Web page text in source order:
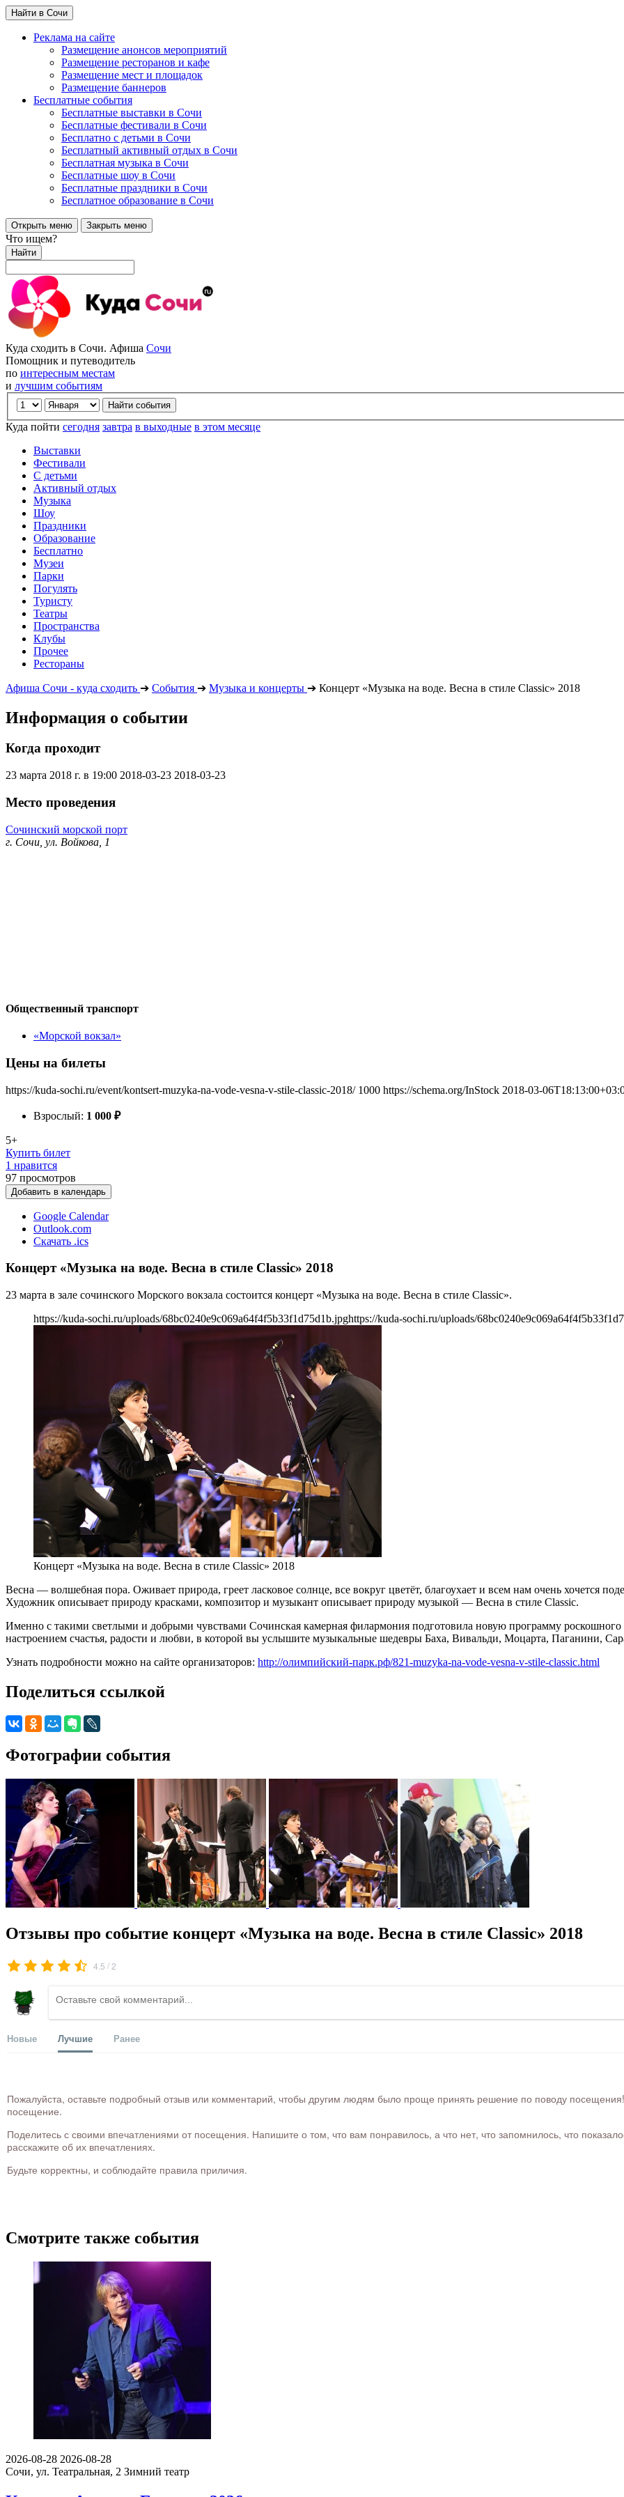
Найти в Сочи
Реклама на сайте
Размещение анонсов мероприятий
Размещение ресторанов и кафе
Размещение мест и площадок
Размещение баннеров
Бесплатные события
Бесплатные выставки в Сочи
Бесплатные фестивали в Сочи
Бесплатно с детьми в Сочи
Бесплатный активный отдых в Сочи
Бесплатная музыка в Сочи
Бесплатные шоу в Сочи
Бесплатные праздники в Сочи
Бесплатное образование в Сочи
Открыть меню Закрыть меню
Что ищем?
Найти
Куда сходить в Сочи. Афиша Сочи
Помощник и путеводитель
по интересным местам
и лучшим событиям
Куда пойти сегодня завтра в выходные в этом месяце
Выставки
Фестивали
С детьми
Активный отдых
Музыка
Шоу
Праздники
Образование
Бесплатно
Музеи
Парки
Погулять
Туристу
Театры
Пространства
Клубы
Прочее
Рестораны
Афиша Сочи - куда сходить ➔ События ➔ Музыка и концерты ➔ Концерт «Музыка на воде. Весна в стиле Classic» 2018
Информация о событии
Когда проходит
23 марта 2018 г. в 19:00 2018-03-23 2018-03-23
Место проведения
Сочинский морской порт
г. Сочи, ул. Войкова, 1
Общественный транспорт
«Морской вокзал»
Цены на билеты
https://kuda-sochi.ru/event/kontsert-muzyka-na-vode-vesna-v-stile-classic-2018/ 1000 https://schema.org/InStock 2018-03-
Взрослый: 1 000 ₽
5+
Купить билет
1 нравится
97 просмотров
Добавить в календарь
Google Calendar
Outlook.com
Скачать .ics
Концерт «Музыка на воде. Весна в стиле Classic» 2018
23 марта в зале сочинского Морского вокзала состоится концерт «Музыка на воде. Весна в стиле Classic».
https://kuda-sochi.ru/uploads/68bc0240e9c069a64f4f5b33f1d75d1b.jpghttps://kuda-sochi.ru/uploads/
Концерт «Музыка на воде. Весна в стиле Classic» 2018
Весна — волшебная пора. Оживает природа, греет ласковое солнце, все вокруг цветёт, благоухает и всем нам очень хочется
Художник описывает природу красками, композитор и музыкант описывает природу музыкой — Весна в стиле Classic.
Именно с такими светлыми и добрыми чувствами Сочинская камерная филармония подготовила новую программу
настроением счастья, радости и любви, в которой вы услышите музыкальные шедевры Баха, Вивальди, Моцарта, Паганини,
Узнать подробности можно на сайте организаторов: http://олимпийский-парк.рф/821-muzyka-na-vode-vesna-v-stile-classic.html
Поделиться ссылкой
Фотографии события
Отзывы про событие концерт «Музыка на воде. Весна в стиле Classic» 2018
4.5 /2
Новые Лучшие Ранее
Пожалуйста, оставьте подробный отзыв или комментарий, чтобы другим людям было проще принять решение по поводу посещения!
посещение.
Поделитесь с своими впечатлениями от посещения. Напишите о том, что вам понравилось, а что нет, что запомнилось, что
расскажите об их впечатлениях.
Будьте корректны, и соблюдайте правила приличия.
Смотрите также события
2026-08-28 2026-08-28
Сочи, ул. Театральная, 2 Зимний театр